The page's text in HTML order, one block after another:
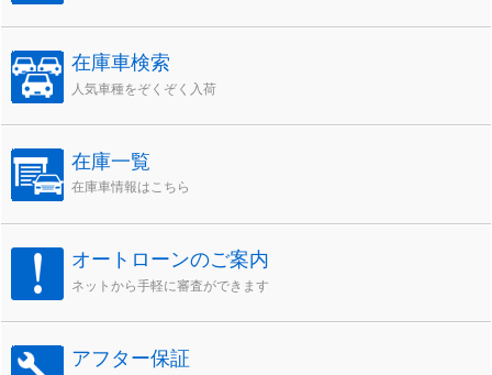
在庫車検索
人気車種をぞくぞく入荷
在庫一覧
在庫車情報はこちら
オートローンのご案内
ネットから手軽に審査ができます
アフター保証